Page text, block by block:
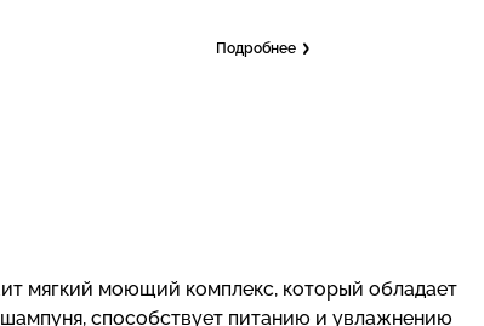
Подробнее
мягкий моющий комплекс, который обладает
способствует питанию и увлажнению